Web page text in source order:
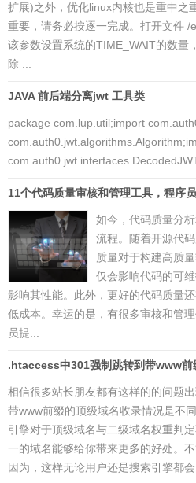
扩展)之外，优化linux内核也是重中之
重要，请务必按逐一完成。打开文件
该参数设置系统的TIME_WAIT的数量
除 ...
JAVA 前后端分离jwt 工具类
package com.lup.util;import
11个代码质量审核和管理工具，程序
如今，代码质量分
流程。随着开源代
质量对于构建高质
仅会影响代码的可
影响其性能。此外，更好的代码质量
低成本。幸运的是，有很多审核和管
员提...
.htaccess中301强制跳转到带www前
相信很多站长朋友都有这样的的问题
带www前缀的顶级域名收录情况是不
引擎对于顶级域名与二级域名权重判
一的域名能够给你带来更多的好处。
因为，这样无论用户还是搜索引擎都